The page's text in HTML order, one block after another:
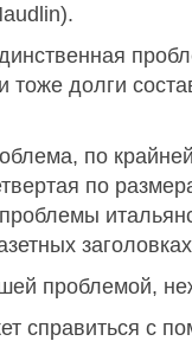
тоже долги
по
по
проблемой,
справиться с